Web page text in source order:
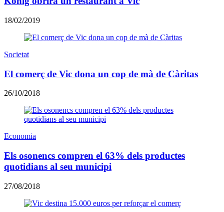
18/02/2019
Societat
El comerç de Vic dona un cop de mà de Càritas
26/10/2018
Economia
Els osonencs compren el 63% dels productes
quotidians al seu municipi
27/08/2018